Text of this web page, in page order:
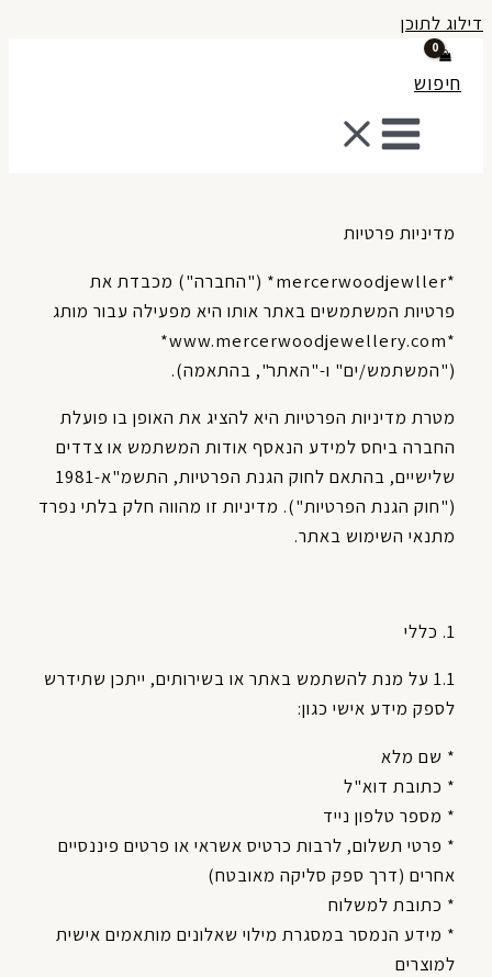
לתוכן
חיפוש
מדיניות פרטיות
*mercerwoodjewller* ("החברה") מכבדת את
פרטיות המשתמשים באתר אותו היא מפעילה עבור מותג
*www.mercerwoodjewellery.com*
("המשתמש/ים" ו-"האתר", בהתאמה).
מטרת מדיניות הפרטיות היא להציג את האופן בו פועלת
החברה ביחס למידע הנאסף אודות המשתמש או צדדים
שלישיים, בהתאם לחוק הגנת הפרטיות, התשמ"א-1981
("חוק הגנת הפרטיות"). מדיניות זו מהווה חלק בלתי נפרד
מתנאי השימוש באתר.
1.1 על מנת להשתמש באתר או בשירותים, ייתכן שתידרש
לספק מידע אישי כגון:
* שם מלא
* כתובת דוא"ל
* מספר טלפון נייד
* פרטי תשלום, לרבות כרטיס אשראי או פרטים פיננסיים
אחרים (דרך ספק סליקה מאובטח)
* כתובת למשלוח
* מידע הנמסר במסגרת מילוי שאלונים מותאמים אישית
למוצרים